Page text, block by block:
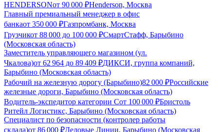
HENDERSONот 90 000 ₽Henderson, Москва
Главный премиальный менеджер в офис
банкаот 350 000 ₽Газпромбанк, Москва
Грузчикот 88 000 до 100 000 ₽СмартСтафф, Барыбино
(Московская область)
Заместитель управляющего магазином (ул.
Чкалова)от 62 964 до 89 409 ₽ДИКСИ, группа компаний,
Барыбино (Московская область)
Рабочий на железную дорогу (Барыбино)82 000 ₽Российские
железные дороги, Барыбино (Московская область)
Водитель-экспедитор категории Сот 100 000 ₽Бристоль
Ритейл Логистикс, Барыбино (Московская область)
Специалист по безопасности (контролер работы
склада)от 86 000 ₽Деловые Линии, Барыбино (Московская